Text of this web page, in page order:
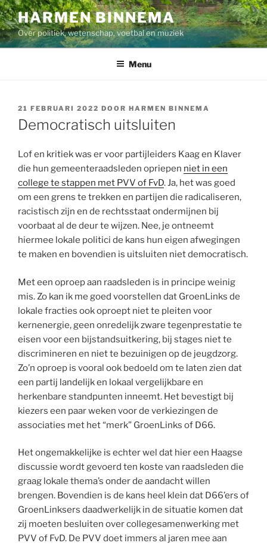
Ga
naar
de
inhoud
HARMEN BINNEMA
Over politiek, wetenschap, voetbal en muziek
Menu
GEPLAATST
OP
21 FEBRUARI 2022 DOOR HARMEN BINNEMA
Democratisch uitsluiten
Lof en kritiek was er voor partijleiders Kaag en Klaver
die hun gemeenteraadsleden opriepen niet in een
college te stappen met PVV of FvD. Ja, het was goed
om een grens te trekken en partijen die radicaliseren,
racistisch zijn en de rechtsstaat ondermijnen bij
voorbaat al de deur te wijzen. Nee, je ontneemt
hiermee lokale politici de kans hun eigen afwegingen
te maken en bovendien is uitsluiten niet democratisch.
Met een oproep aan raadsleden is in principe weinig
mis. Zo kan ik me goed voorstellen dat GroenLinks de
lokale fracties ook oproept niet te pleiten voor
kernenergie, geen onredelijk zware tegenprestatie te
eisen voor een bijstandsuitkering, bij stages niet te
discrimineren en niet te bezuinigen op de jeugdzorg.
Zo’n oproep is vooral ook bedoeld om te laten zien dat
een partij landelijk en lokaal vergelijkbare en
herkenbare standpunten inneemt. Het bevestigt bij
kiezers een paar weken voor de verkiezingen de
associaties met het “merk” GroenLinks of D66.
Het ongemakkelijke is echter wel dat hier een Haagse
discussie wordt gevoerd ten koste van raadsleden die
graag lokale thema’s onder de aandacht willen
brengen. Bovendien is de kans heel klein dat D66’ers of
GroenLinksers daadwerkelijk in de situatie komen dat
zij moeten besluiten over collegesamenwerking met
PVV of FvD. De PVV doet immers al jaren mee aan